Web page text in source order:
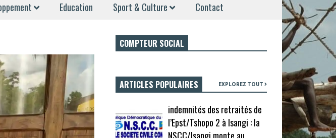
Education Sport & Culture Contact
COMPTEUR SOCIAL
ARTICLES POPULAIRES EXPLOREZ TOUT
indemnités des retraités de
l’Epst/Tshopo 2 à Isangi : la